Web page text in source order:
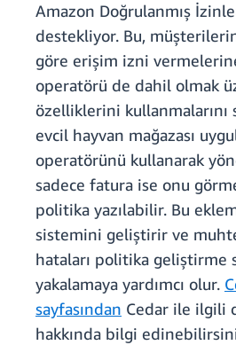
Amazon Doğrulanmış
destekliyor. Bu,
göre erişim izni
operatörü de dahil olmak
özelliklerini kullanmalarını
evcil hayvan mağazası
operatörünü kullanarak
sadece fatura ise onu
politika yazılabilir. Bu
sistemini geliştirir ve
hataları politika geliştirme
yakalamaya yardımcı olur.
sayfasından Cedar ile ilgili
hakkında bilgi